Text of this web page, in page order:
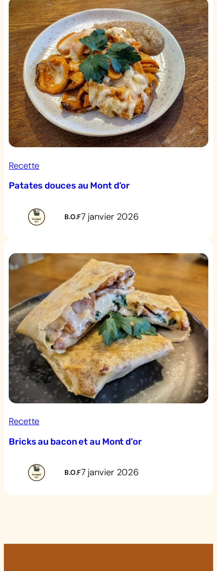
Recette
Patates douces au Mont d’or
B.O.F7 janvier 2026
Recette
Bricks au bacon et au Mont d’or
B.O.F7 janvier 2026